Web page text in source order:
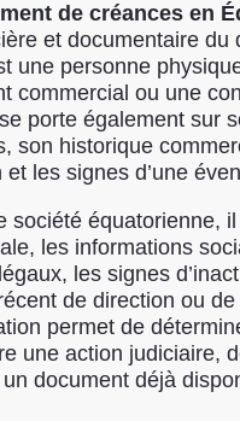
de créances en
et documentaire du
une personne
commercial ou une
porte également sur
son historique
et les signes d’une
société équatorienne,
les informations
les signes
de direction ou
permet de
une action judiciaire,
document déjà